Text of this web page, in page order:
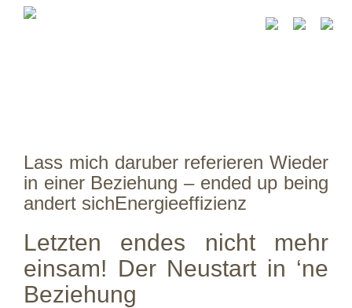
Lass mich daruber referieren Wieder
in einer Beziehung – ended up being
andert sichEnergieeffizienz
Letzten endes nicht mehr
einsam! Der Neustart in ‘ne
Beziehung